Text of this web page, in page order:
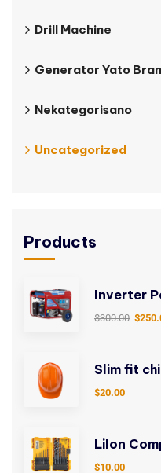
Drill Machine
Generator Yato
Nekategorisano
Uncategorized
Products
Inverter
$300.00 $
Slim fit
$20.00
LiIon
$10.00